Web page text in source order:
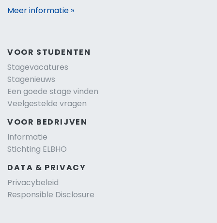
Meer informatie »
VOOR STUDENTEN
Stagevacatures
Stagenieuws
Een goede stage vinden
Veelgestelde vragen
VOOR BEDRIJVEN
Informatie
Stichting ELBHO
DATA & PRIVACY
Privacybeleid
Responsible Disclosure